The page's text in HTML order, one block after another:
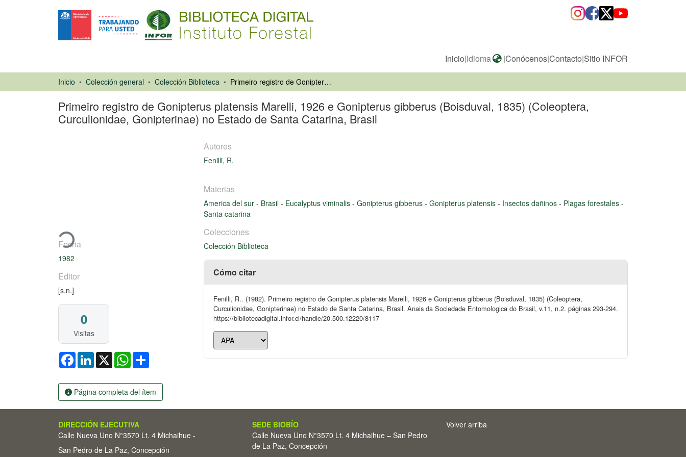
Inicio|Idioma |Conócenos|Contacto|Sitio INFOR
Inicio Colección general Colección Biblioteca Primeiro registro de Gonipterus platensis Marelli, 1926 e Gonipterus gibberus (Boisduval, 1835) (Coleoptera, Curculionidae, Gonipterinae) no Estado de Santa Catarina, Brasil
Primeiro registro de Gonipterus platensis Marelli, 1926 e Gonipterus gibberus (Boisduval, 1835) (Coleoptera,
Curculionidae, Gonipterinae) no Estado de Santa Catarina, Brasil
Cargando...
Fecha
1982
Editor
[s.n.]
0
Visitas
FacebookLinkedIn
X WhatsApp
Página completa del ítem
Autores
Fenilli, R.
Materias
America del sur - Brasil - Eucalyptus viminalis - Gonipterus gibberus - Gonipterus platensis - Insectos dañinos - Plagas forestales -
Santa catarina
Colecciones
Colección Biblioteca
Cómo citar
Fenilli, R.. (1982). Primeiro registro de Gonipterus platensis Marelli, 1926 e Gonipterus gibberus (Boisduval, 1835) (Coleoptera,
Curculionidae, Gonipterinae) no Estado de Santa Catarina, Brasil. Anais da Sociedade Entomologica do Brasil, v.11, n.2. páginas 293-294.
https://bibliotecadigital.infor.cl/handle/20.500.12220/8117
DIRECCIÓN EJECUTIVA
Calle Nueva Uno N°3570 Lt. 4 Michaihue -
San Pedro de La Paz, Concepción
SEDE BIOBÍO
Calle Nueva Uno N°3570 Lt. 4 Michaihue – San Pedro
de La Paz, Concepción
Volver arriba